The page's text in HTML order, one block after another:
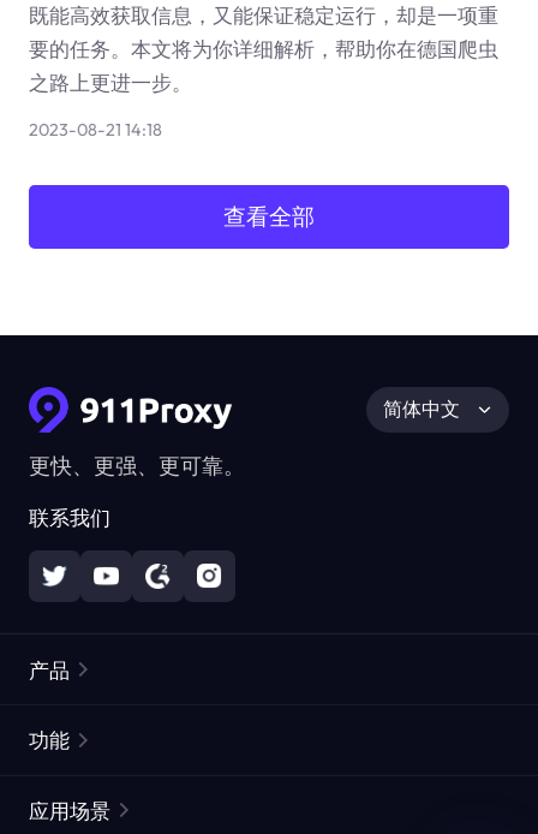
既能高效获取信息，又能保证稳定运行，却是一项重
要的任务。本文将为你详细解析，帮助你在德国爬虫
之路上更进一步。
2023-08-21 14:18
查看全部
更快、更强、更可靠。
联系我们
简体中文
产品
静态住宅代理
功能
应用场景